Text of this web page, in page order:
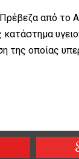
από το
της οποίας